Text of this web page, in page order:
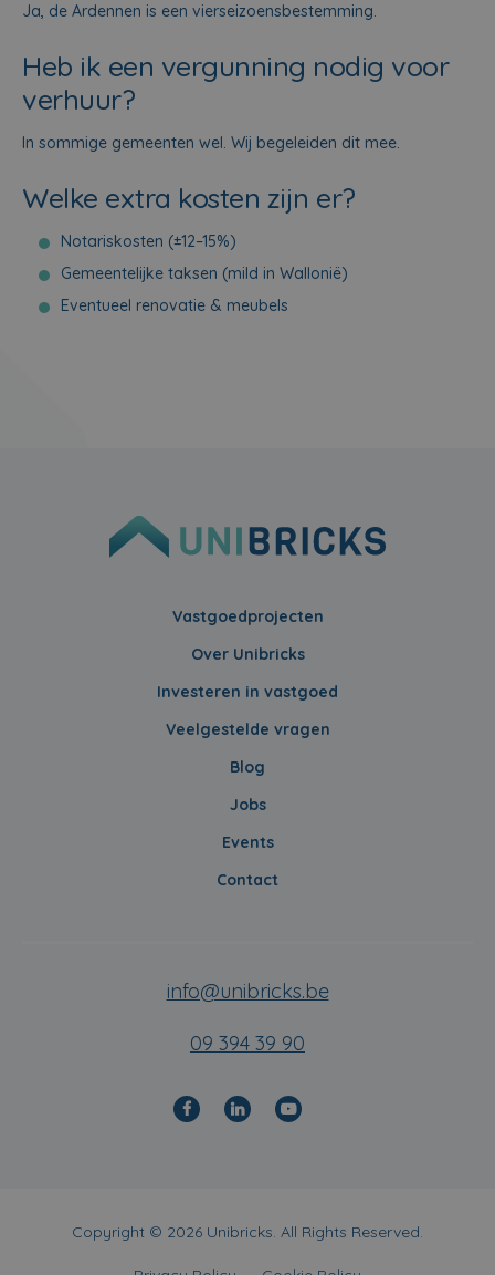
Ja, de Ardennen is een vierseizoensbestemming.
Heb ik een vergunning nodig voor
verhuur?
In sommige gemeenten wel. Wij begeleiden dit mee.
Welke extra kosten zijn er?
Notariskosten (±12–15%)
Gemeentelijke taksen (mild in Wallonië)
Eventueel renovatie & meubels
Vastgoedprojecten
Over Unibricks
Investeren in vastgoed
Veelgestelde vragen
Blog
Jobs
Events
Contact
info@unibricks.be
09 394 39 90
Copyright © 2026 Unibricks. All Rights Reserved.